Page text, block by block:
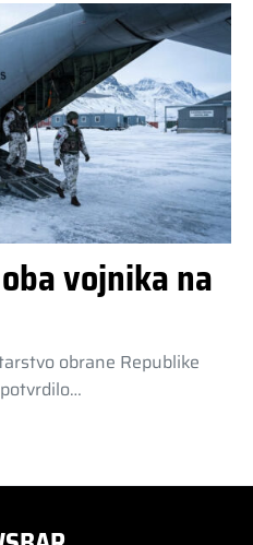
vojnika na
obrane Republike